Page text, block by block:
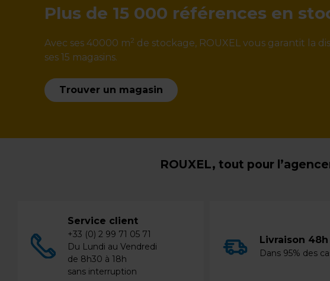
Plus de 15 000 références en
Avec ses 40000 m2 de stockage, ROUXEL vous garantit la
ses 15 magasins.
Trouver un magasin
ROUXEL, tout pour
Service client
+33 (0) 2 99 71 05 71
Du Lundi au Vendredi
de 8h30 à 18h
sans interruption
Livraison 48h
Dans 95% des